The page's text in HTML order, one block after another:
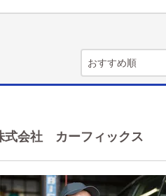
式会社 カーフィックス